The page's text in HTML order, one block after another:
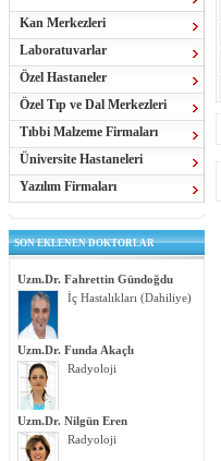
Kan Merkezleri
Laboratuvarlar
Özel Hastaneler
Özel Tıp ve Dal Merkezleri
Tıbbi Malzeme Firmaları
Üniversite Hastaneleri
Yazılım Firmaları
SON EKLENEN DOKTORLAR
Uzm.Dr. Fahrettin Gündoğdu
İç Hastalıkları (Dahiliye)
Uzm.Dr. Funda Akaçlı
Radyoloji
Uzm.Dr. Nilgün Eren
Radyoloji